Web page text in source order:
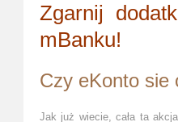
Zgarnij
mBanku!
Czy eKonto sie
Jak już wiecie, cała ta